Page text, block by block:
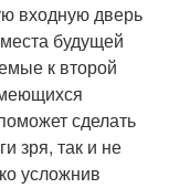
входную дверь
будущей
к второй
сделать
зря, так и не
усложнив